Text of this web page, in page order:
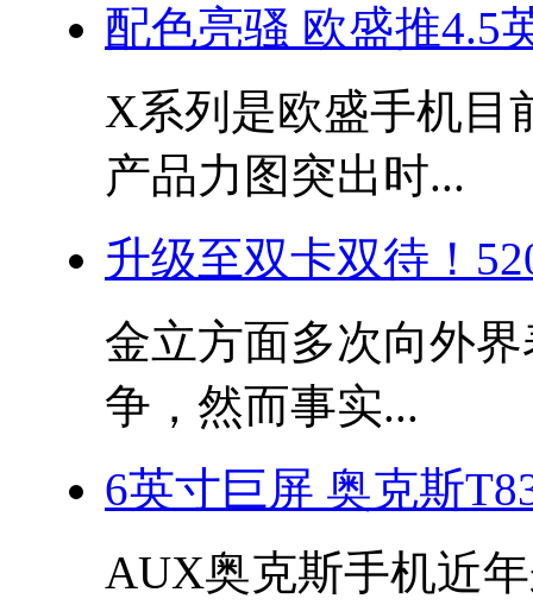
配色亮骚 欧盛推4.5
X系列是欧盛手机目
产品力图突出时...
升级至双卡双待！
金立方面多次向外
争，然而事实...
6英寸巨屏 奥克斯
AUX奥克斯手机近